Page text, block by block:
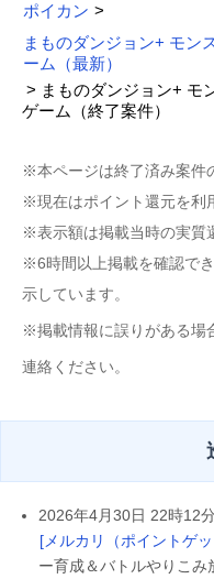
ポイカン >
まものダンジョン+ モン
ーム（最新）
> まものダンジョン+ モ
ゲーム（終了案件）
※本ページは終了済み案件
※現在はポイント還元を利
※表示額は掲載当時の実質
※6時間以上掲載を確認で
示しています。
※掲載情報に誤りがある場
連絡ください。
2026年4月30日 22時12分
[メルカリ（ポイントゲ
ー育成＆バトルやりこみ